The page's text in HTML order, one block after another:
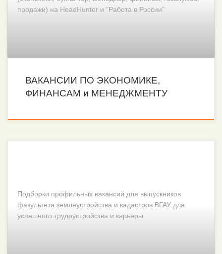
продажи) на HeadHunter и "Работа в России"
ВАКАНСИИ ПО ЭКОНОМИКЕ,
ФИНАНСАМ и МЕНЕДЖМЕНТУ
Подборки профильных вакансий для выпускников
факультета землеустройства и кадастров ВГАУ для
успешного трудоустройства и карьеры